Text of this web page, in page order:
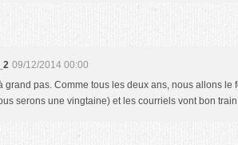
09/12/2014 00:00
grand pas. Comme tous les deux ans, nous allons le
serons une vingtaine) et les courriels vont bon